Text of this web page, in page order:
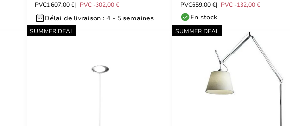
PVC1 607,00 € PVC -302,00 €
Délai de livraison : 4 - 5 semaines
PVC659,00 € PVC -132,00 €
En stock
SUMMER DEAL SUMMER DEAL